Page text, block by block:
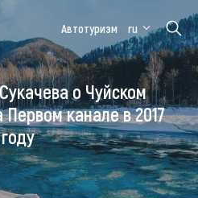
Медицинский
форум
Алтайская
зимовка
Автотуризм ru
о Чуйском
канале в 2017
году